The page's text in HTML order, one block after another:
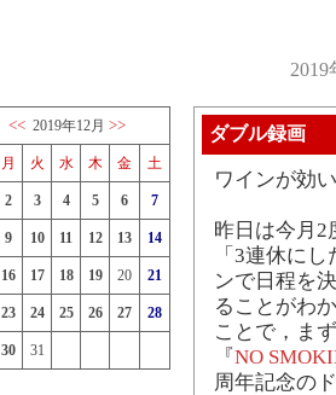
<< 2019年12月 >>
月 火 水 木 金 土
2 3 4 5 6 7
9 10 11 12 13 14
16 17 18 19 20 21
23 24 25 26 27 28
30 31
ダブル録画
ワインが効
昨日は今月2
「3連休に
ンで日程を
ることがわ
ことで，ま
『NO
周年記念の